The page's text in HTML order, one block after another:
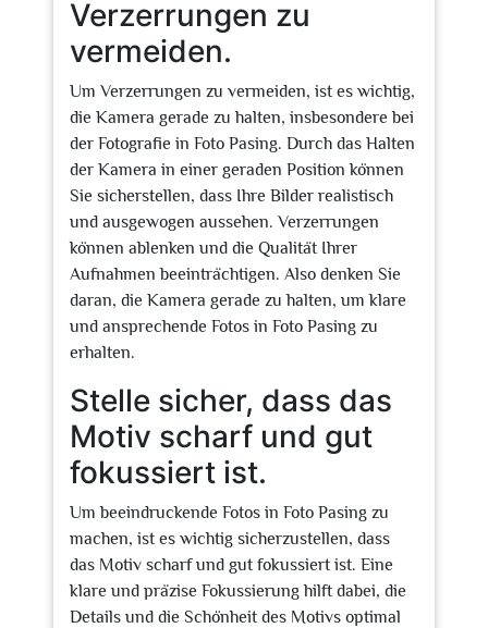
Verzerrungen zu
vermeiden.
Um Verzerrungen zu vermeiden, ist es wichtig,
die Kamera gerade zu halten, insbesondere bei
der Fotografie in Foto Pasing. Durch das Halten
der Kamera in einer geraden Position können
Sie sicherstellen, dass Ihre Bilder realistisch
und ausgewogen aussehen. Verzerrungen
können ablenken und die Qualität Ihrer
Aufnahmen beeinträchtigen. Also denken Sie
daran, die Kamera gerade zu halten, um klare
und ansprechende Fotos in Foto Pasing zu
erhalten.
Stelle sicher, dass das
Motiv scharf und gut
fokussiert ist.
Um beeindruckende Fotos in Foto Pasing zu
machen, ist es wichtig sicherzustellen, dass
das Motiv scharf und gut fokussiert ist. Eine
klare und präzise Fokussierung hilft dabei, die
Details und die Schönheit des Motivs optimal